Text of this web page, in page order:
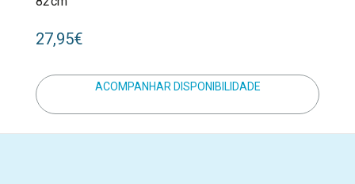
27,95€
ACOMPANHAR DISPONIBILIDADE